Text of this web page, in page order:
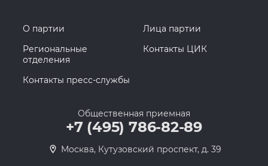
О партии
Лица партии
Региональные
отделения
Контакты ЦИК
Контакты пресс-службы
Общественная приемная
+7 (495) 786-82-89
Москва, Кутузовский проспект, д. 39